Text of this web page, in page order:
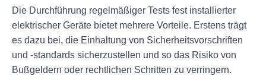
Die Durchführung regelmäßiger Tests fest installierter
elektrischer Geräte bietet mehrere Vorteile. Erstens trägt
es dazu bei, die Einhaltung von Sicherheitsvorschriften
und -standards sicherzustellen und so das Risiko von
Bußgeldern oder rechtlichen Schritten zu verringern.